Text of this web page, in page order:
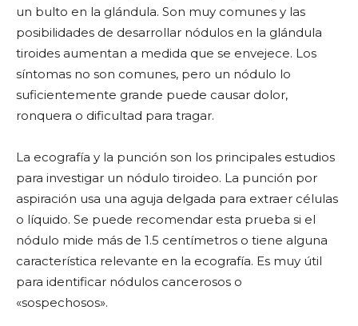
un bulto en la glándula. Son muy comunes y las
posibilidades de desarrollar nódulos en la glándula
tiroides aumentan a medida que se envejece. Los
síntomas no son comunes, pero un nódulo lo
suficientemente grande puede causar dolor,
ronquera o dificultad para tragar.
La ecografía y la punción son los principales estudios
para investigar un nódulo tiroideo. La punción por
aspiración usa una aguja delgada para extraer células
o líquido. Se puede recomendar esta prueba si el
nódulo mide más de 1.5 centímetros o tiene alguna
característica relevante en la ecografía. Es muy útil
para identificar nódulos cancerosos o
«sospechosos».